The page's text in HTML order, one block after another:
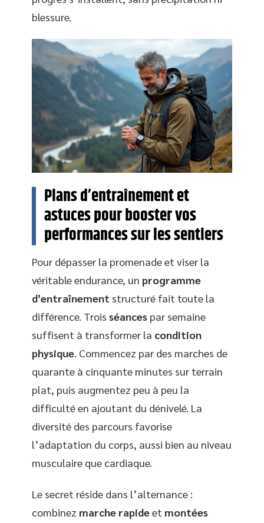
blessure.
Plans d’entraînement et
astuces pour booster vos
performances sur les sentiers
Pour dépasser la promenade et viser la
véritable endurance, un programme
d’entraînement structuré fait toute la
différence. Trois séances par semaine
suffisent à transformer la condition
physique. Commencez par des marches de
quarante à cinquante minutes sur terrain
plat, puis augmentez peu à peu la
difficulté en ajoutant du dénivelé. La
diversité des parcours favorise
l’adaptation du corps, aussi bien au niveau
musculaire que cardiaque.
Le secret réside dans l’alternance :
combinez marche rapideet montées